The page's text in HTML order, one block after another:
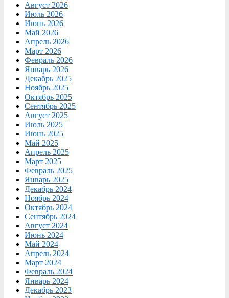
Август 2026
Июль 2026
Июнь 2026
Май 2026
Апрель 2026
Март 2026
Февраль 2026
Январь 2026
Декабрь 2025
Ноябрь 2025
Октябрь 2025
Сентябрь 2025
Август 2025
Июль 2025
Июнь 2025
Май 2025
Апрель 2025
Март 2025
Февраль 2025
Январь 2025
Декабрь 2024
Ноябрь 2024
Октябрь 2024
Сентябрь 2024
Август 2024
Июнь 2024
Май 2024
Апрель 2024
Март 2024
Февраль 2024
Январь 2024
Декабрь 2023